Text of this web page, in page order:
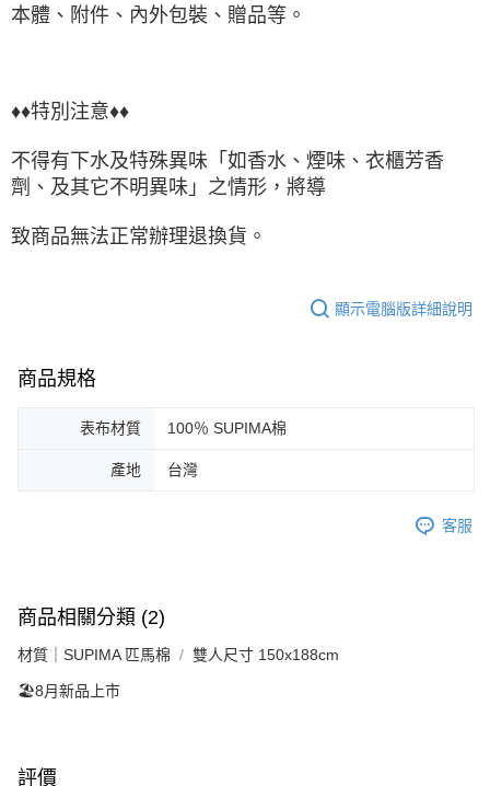
本體、附件、內外包裝、贈品等。
♦♦特別注意♦♦
不得有下水及特殊異味「如香水、煙味、衣櫃芳香
劑、及其它不明異味」之情形，將導
致商品無法正常辦理退換貨。
顯示電腦版詳細說明
商品規格
表布材質 100％ SUPIMA棉
產地 台灣
客服
商品相關分類 (2)
材質｜SUPIMA 匹馬棉 雙人尺寸 150x188cm
🏖️8月新品上市
評價